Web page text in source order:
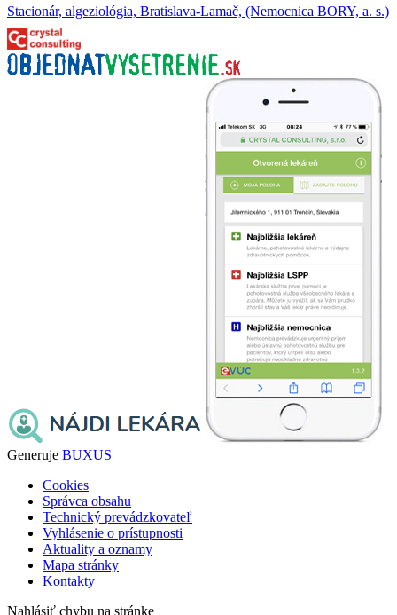
Stacionár, algeziológia, Bratislava-Lamač, (Nemocnica BORY, a. s.)
Generuje BUXUS
Cookies
Správca obsahu
Technický prevádzkovateľ
Vyhlásenie o prístupnosti
Aktuality a oznamy
Mapa stránky
Kontakty
Nahlásiť chybu na stránke